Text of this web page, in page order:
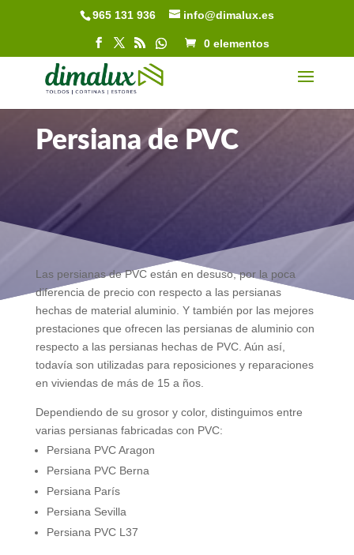
965 131 936 info@dimalux.es
0 elementos
Persiana de PVC
Las persianas de PVC están en desuso, por la poca
diferencia de precio con respecto a las persianas
hechas de material aluminio. Y también por las mejores
prestaciones que ofrecen las persianas de aluminio con
respecto a las persianas hechas de PVC. Aún así,
todavía son utilizadas para reposiciones y reparaciones
en viviendas de más de 15 a ños.
Dependiendo de su grosor y color, distinguimos entre
varias persianas fabricadas con PVC:
Persiana PVC Aragon
Persiana PVC Berna
Persiana París
Persiana Sevilla
Persiana PVC L37
Abrir barra de herramientas